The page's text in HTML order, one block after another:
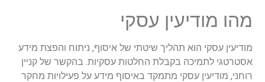
מהו מודיעין עסקי
מודיעין עסקי הוא תהליך שיטתי של איסוף, ניתוח והפצת מידע
אסטרטגי לתמיכה בקבלת החלטות עסקיות. בהקשר של קניין
רוחני, מודיעין עסקי מתמקד באיסוף מידע על פעילויות מחקר